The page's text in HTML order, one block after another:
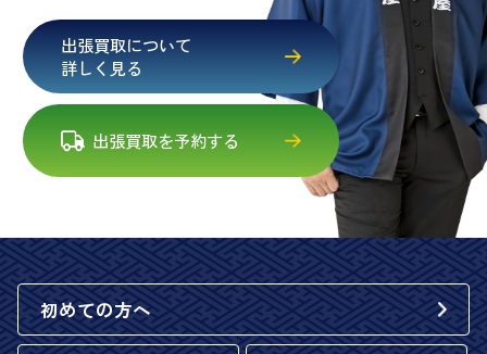
出張買取について
詳しく見る
出張買取を予約する
初めての方へ